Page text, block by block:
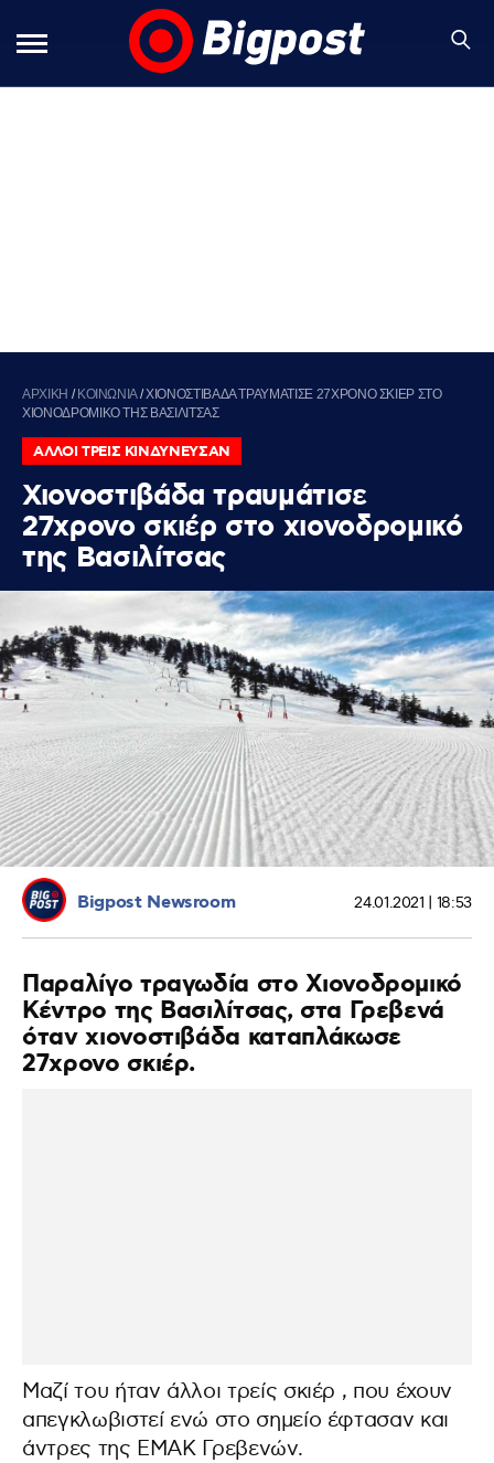
ΑΡΧΙΚΗ / ΚΟΙΝΩΝΙΑ/ΧΙΟΝΟΣΤΙΒΑΔΑ ΤΡΑΥΜΑΤΙΣΕ 27ΧΡΟΝΟ ΣΚΙΕΡ ΣΤΟ
ΧΙΟΝΟΔΡΟΜΙΚΟ ΤΗΣ ΒΑΣΙΛΙΤΣΑΣ
ΑΛΛΟΙ ΤΡΕΙΣ ΚΙΝΔΥΝΕΥΣΑΝ
Χιονοστιβάδα τραυμάτισε
27χρονο σκιέρ στο χιονοδρομικό
της Βασιλίτσας
Bigpost Newsroom 24.01.2021 | 18:53
Παραλίγο τραγωδία στο Χιονοδρομικό
Κέντρο της Βασιλίτσας, στα Γρεβενά
όταν χιονοστιβάδα καταπλάκωσε
27χρονο σκιέρ.
Μαζί του ήταν άλλοι τρείς σκιέρ , που έχουν
απεγκλωβιστεί ενώ στο σημείο έφτασαν και
άντρες της ΕΜΑΚ Γρεβενών.